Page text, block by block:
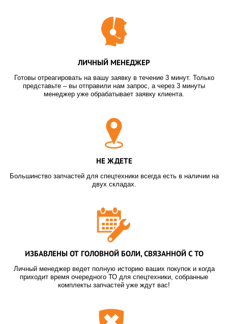
ЛИЧНЫЙ МЕНЕДЖЕР
Готовы отреагировать на вашу заявку в течение 3 минут. Только
представьте – вы отправили нам запрос, а через 3 минуты
менеджер уже обрабатывает заявку клиента.
НЕ ЖДЕТЕ
Большинство запчастей для спецтехники всегда есть в наличии на
двух складах.
ИЗБАВЛЕНЫ ОТ ГОЛОВНОЙ БОЛИ, СВЯЗАННОЙ С ТО
Личный менеджер ведет полную историю ваших покупок и когда
приходит время очередного ТО для спецтехники, собранные
комплекты запчастей уже ждут вас!